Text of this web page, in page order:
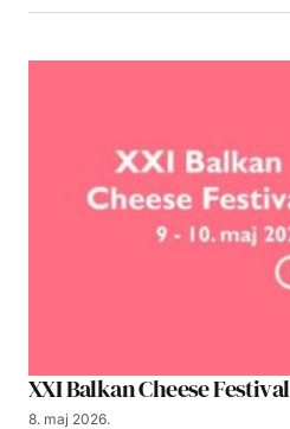
XXI Balkan Cheese Festival
8. maj 2026.